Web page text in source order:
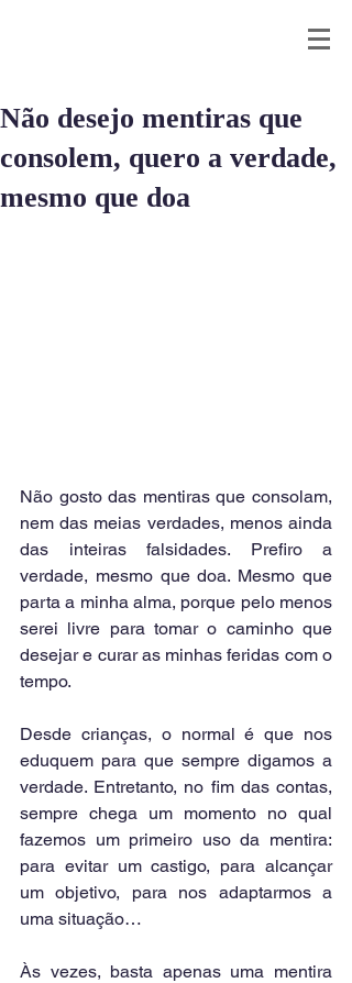
Não desejo mentiras que
consolem, quero a verdade,
mesmo que doa
Não gosto das mentiras que consolam,
nem das meias verdades, menos ainda
das inteiras falsidades. Prefiro a
verdade, mesmo que doa. Mesmo que
parta a minha alma, porque pelo menos
serei livre para tomar o caminho que
desejar e curar as minhas feridas com o
tempo.
Desde crianças, o normal é que nos
eduquem para que sempre digamos a
verdade. Entretanto, no fim das contas,
sempre chega um momento no qual
fazemos um primeiro uso da mentira:
para evitar um castigo, para alcançar
um objetivo, para nos adaptarmos a
uma situação…
Às vezes, basta apenas uma mentira